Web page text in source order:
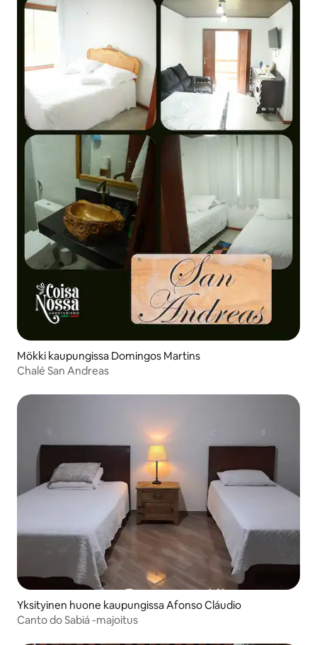
Mökki kaupungissa Domingos Martins
Chalé San Andreas
Yksityinen huone kaupungissa Afonso Cláudio
Canto do Sabiá -majoitus